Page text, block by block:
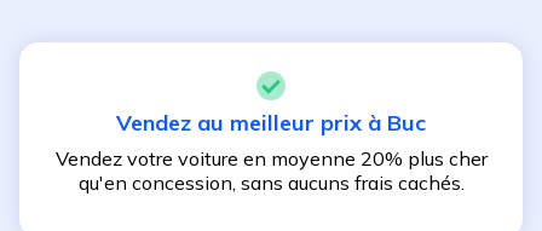
Vendez au meilleur prix à Buc
Vendez votre voiture en moyenne 20% plus cher
qu'en concession, sans aucuns frais cachés.